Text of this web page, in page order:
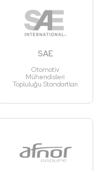
SAE
Otomotiv
Mühendisleri
Topluluğu Standartları